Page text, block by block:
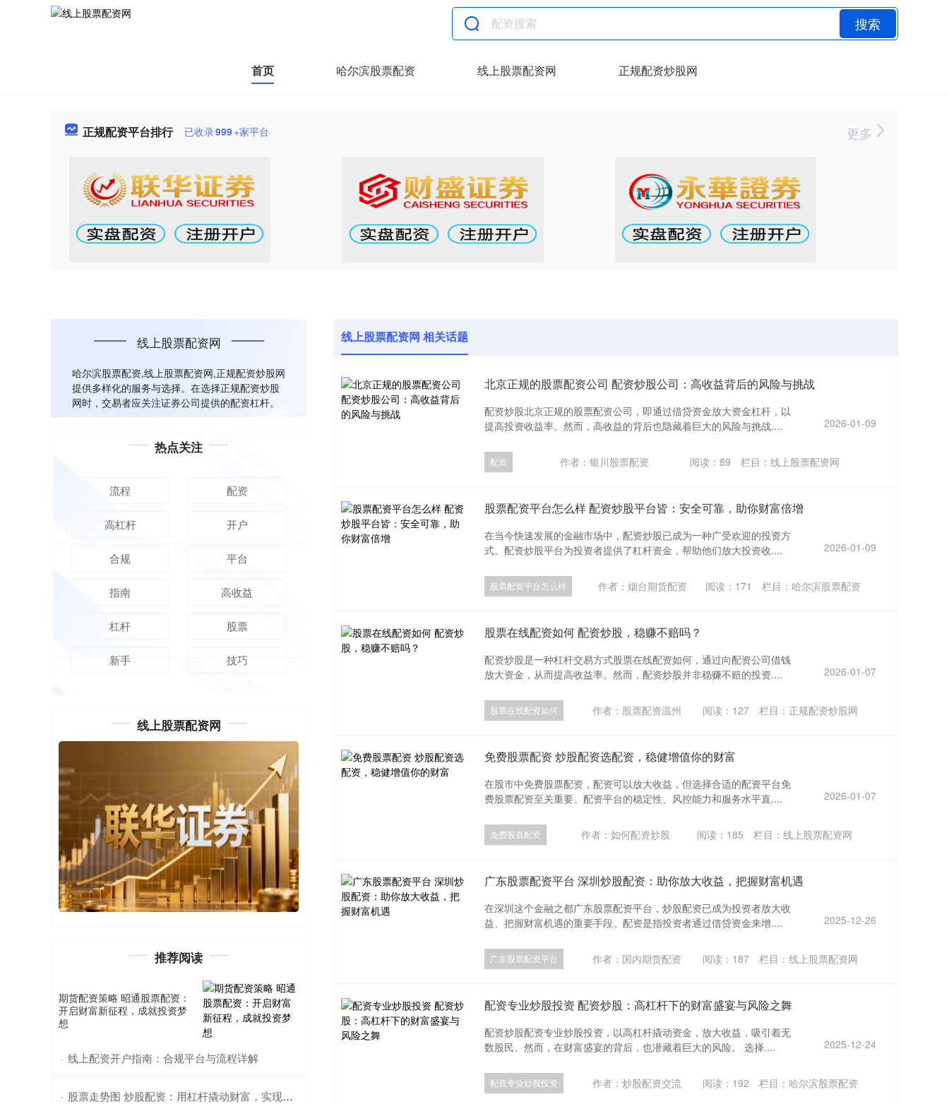
搜索
首页 哈尔滨股票配资 线上股票配资网 正规配资炒股网
正规配资平台排行 已收录999+家平台 更多
线上股票配资网 相关话题
北京正规的股票配资公司 配资炒股公司：高收益背后的风险与挑战
配资炒股北京正规的股票配资公司，即通过借贷资金放大资金杠杆，以
提高投资收益率。然而，高收益的背后也隐藏着巨大的风险与挑战....
2026-01-09
配资 作者：银川股票配资 阅读： 89 栏目： 线上股票配资网
股票配资平台怎么样 配资炒股平台皆：安全可靠，助你财富倍增
在当今快速发展的金融市场中，配资炒股已成为一种广受欢迎的投资方
式。配资炒股平台为投资者提供了杠杆资金，帮助他们放大投资收....
2026-01-09
股票配资平台怎么样 作者：烟台期货配资 阅读： 171 栏目： 哈尔滨股票配资
股票在线配资如何 配资炒股，稳赚不赔吗？
配资炒股是一种杠杆交易方式股票在线配资如何，通过向配资公司借钱
放大资金，从而提高收益率。然而，配资炒股并非稳赚不赔的投资....
2026-01-07
股票在线配资如何 作者：股票配资温州 阅读： 127 栏目： 正规配资炒股网
免费股票配资 炒股配资选配资，稳健增值你的财富
在股市中免费股票配资，配资可以放大收益，但选择合适的配资平台免
费股票配资至关重要。配资平台的稳定性、风控能力和服务水平直....
2026-01-07
免费股票配资 作者：如何配资炒股 阅读： 185 栏目：线上股票配资网
广东股票配资平台 深圳炒股配资：助你放大收益，把握财富机遇
在深圳这个金融之都广东股票配资平台，炒股配资已成为投资者放大收
益、把握财富机遇的重要手段。配资是指投资者通过借贷资金来增....
2025-12-26
广东股票配资平台 作者：国内期货配资 阅读： 187 栏目：线上股票配资网
配资专业炒股投资 配资炒股：高杠杆下的财富盛宴与风险之舞
配资炒股配资专业炒股投资，以高杠杆撬动资金，放大收益，吸引着无
数股民。然而，在财富盛宴的背后，也潜藏着巨大的风险。 选择....
2025-12-24
配资专业炒股投资 作者：炒股配资交流 阅读： 192 栏目： 哈尔滨股票配资
线上股票配资网
哈尔滨股票配资,线上股票配资网,正规配资炒股网
提供多样化的服务与选择。在选择正规配资炒股
网时，交易者应关注证券公司提供的配资杠杆。
热点关注
流程 配资
高杠杆 开户
合规 平台
指南 高收益
杠杆 股票
新手 技巧
线上股票配资网
推荐阅读
期货配资策略 昭通股票配资：
开启财富新征程，成就投资梦
想
· 线上配资开户指南：合规平台与流程详解
· 股票走势图 炒股配资：用杠杆撬动财富，实现收益倍增